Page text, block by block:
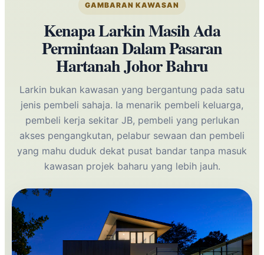
GAMBARAN KAWASAN
Kenapa Larkin Masih Ada
Permintaan Dalam Pasaran
Hartanah Johor Bahru
Larkin bukan kawasan yang bergantung pada satu
jenis pembeli sahaja. Ia menarik pembeli keluarga,
pembeli kerja sekitar JB, pembeli yang perlukan
akses pengangkutan, pelabur sewaan dan pembeli
yang mahu duduk dekat pusat bandar tanpa masuk
kawasan projek baharu yang lebih jauh.